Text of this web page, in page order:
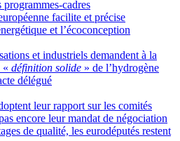
cadres
facilite et précise
et l’écoconception
et industriels demandent à la
« définition solide » de l’hydrogène
délégué
leur rapport sur les comités
encore leur mandat de négociation
de qualité, les eurodéputés restent